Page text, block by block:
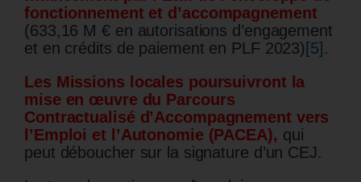
fonctionnement et d’accompagnement
(633,16 M € en autorisations d’engagement
et en crédits de paiement en PLF 2023) [5] .
Les Missions locales poursuivront la
mise en œuvre du Parcours
Contractualisé d’Accompagnement vers
l’Emploi et l’Autonomie (PACEA), qui
peut déboucher sur la signature d’un CEJ.